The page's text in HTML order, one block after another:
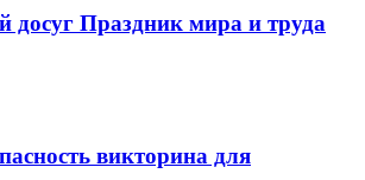
досуг Праздник мира и труда
викторина для